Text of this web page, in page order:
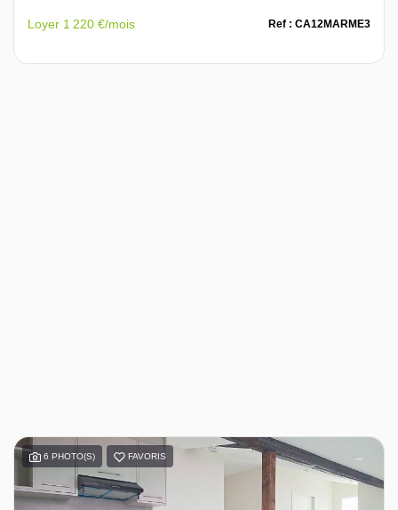
Loyer 1 220 €/mois Ref : CA12MARME3
6 PHOTO(S) FAVORIS